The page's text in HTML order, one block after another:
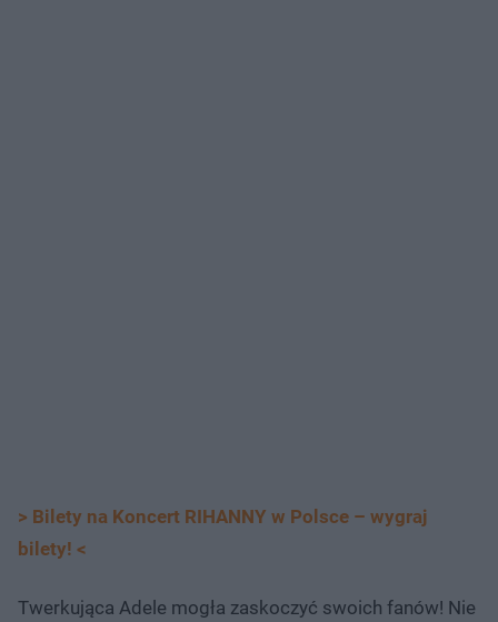
> Bilety na Koncert RIHANNY w Polsce – wygraj
bilety! <
Twerkująca Adele mogła zaskoczyć swoich fanów! Nie